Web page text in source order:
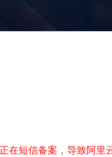
在短信备案，导致阿